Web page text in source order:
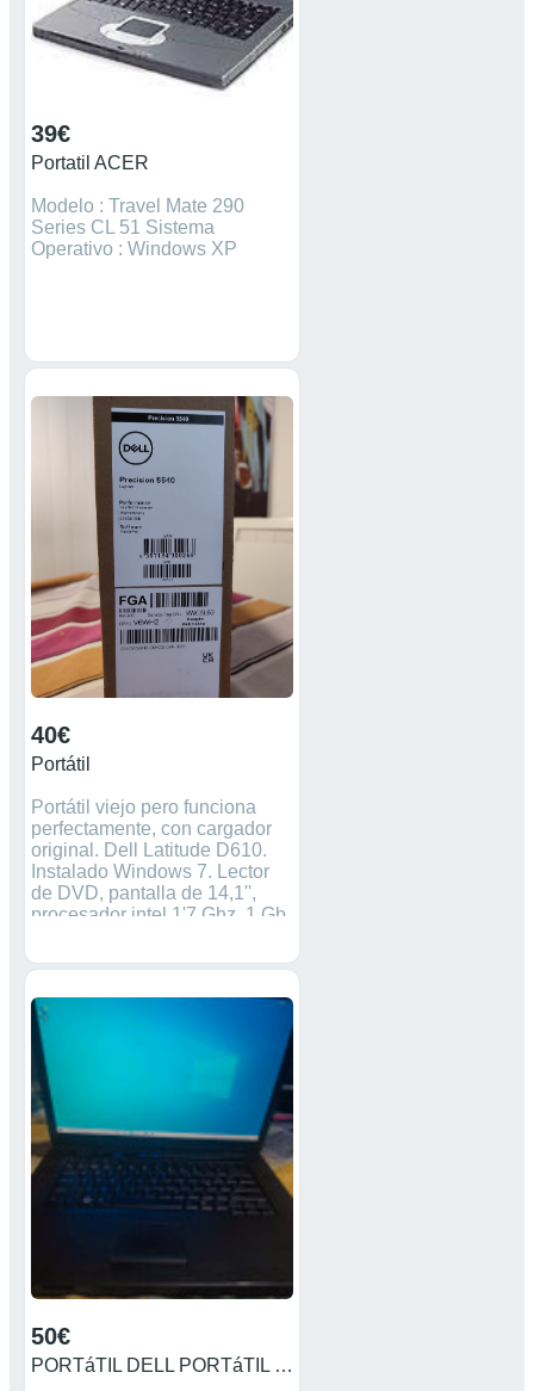
39€
Portatil ACER
Modelo : Travel Mate 290
Series CL 51 Sistema
Operativo : Windows XP
40€
Portátil
Portátil viejo pero funciona
perfectamente, con cargador
original. Dell Latitude D610.
Instalado Windows 7. Lector
de DVD, pantalla de 14,1'',
procesador intel 1'7 Ghz, 1 Gb
duro. La batería aguanta.
50€
PORTáTIL DELL PORTáTIL DELL